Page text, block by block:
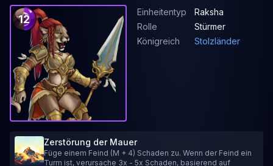
12
Einheitentyp
Raksha
Rolle
Stürmer
Königreich
Stolzländer
Zerstörung der Mauer
Füge einem Feind (M + 4) Schaden zu. Wenn der Feind ein
Turm ist, verursache 3x - 5x Schaden, basierend auf